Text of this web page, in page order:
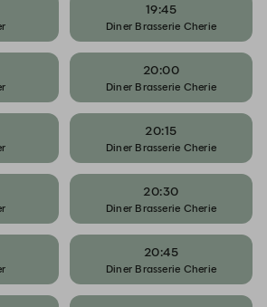
19:45
Diner Brasserie Cherie
20:00
Diner Brasserie Cherie
20:15
Diner Brasserie Cherie
20:30
Diner Brasserie Cherie
20:45
Diner Brasserie Cherie